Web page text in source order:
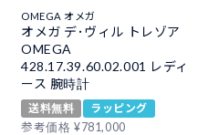
OMEGA オメガ
オメガ デ･ヴィル トレゾア
OMEGA
428.17.39.60.02.001 レディ
ース 腕時計
送料無料
ラッピング
参考価格 ¥781,000